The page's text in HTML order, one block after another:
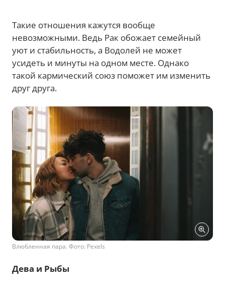
Такие отношения кажутся вообще
невозможными. Ведь Рак обожает семейный
уют и стабильность, а Водолей не может
усидеть и минуты на одном месте. Однако
такой кармический союз поможет им изменить
друг друга.
Влюбленная пара. Фото: Pexels
Дева и Рыбы